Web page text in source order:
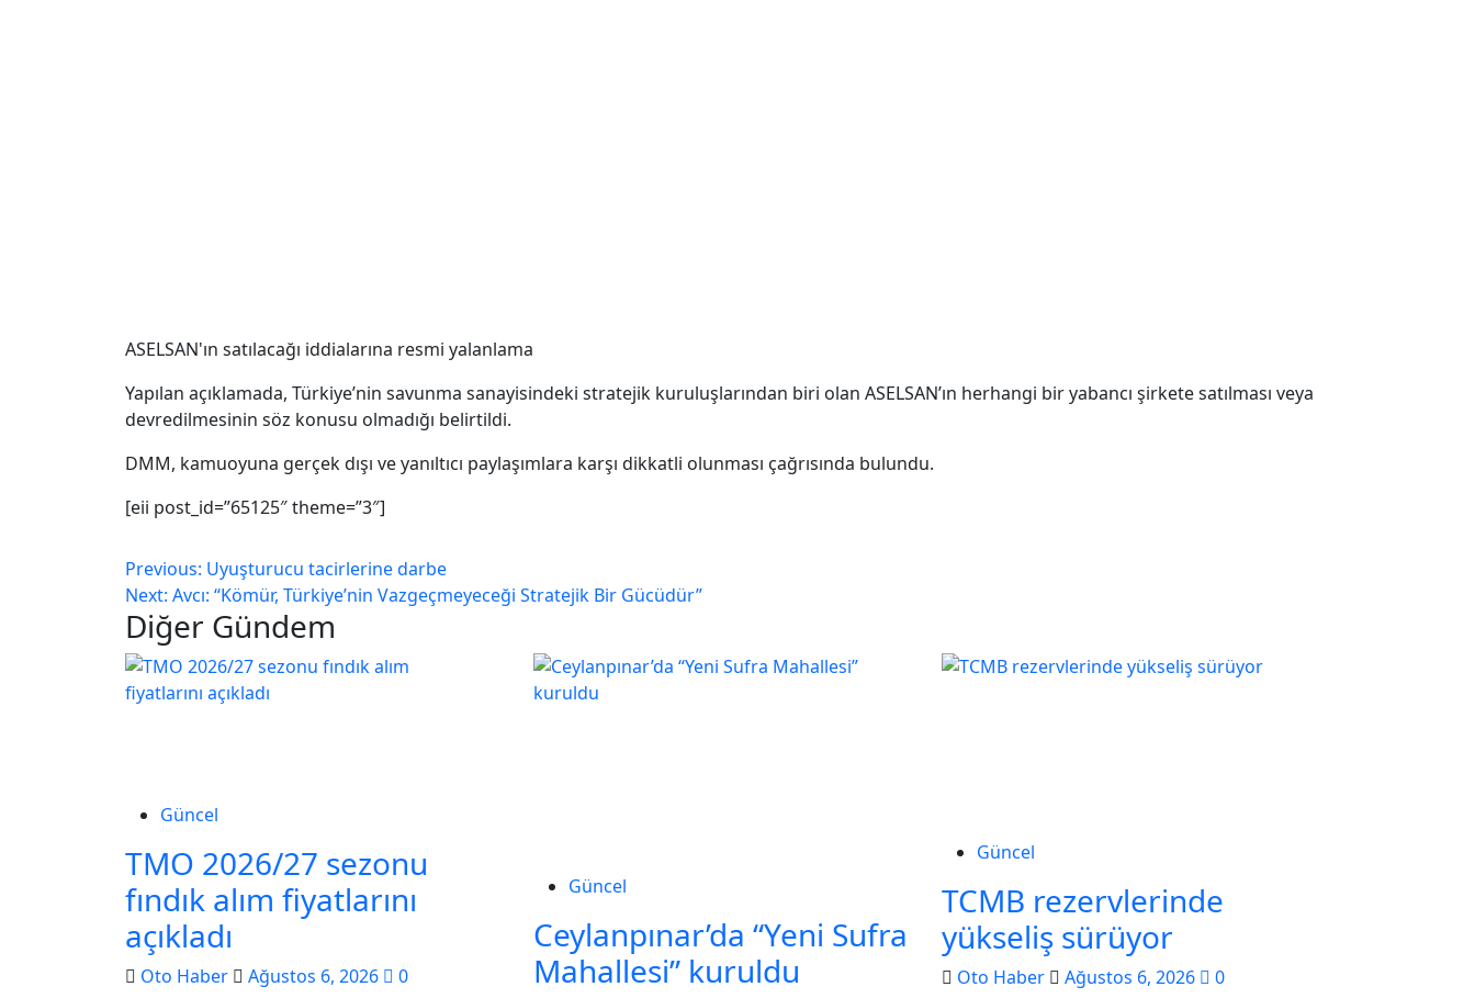
ASELSAN'ın satılacağı iddialarına resmi yalanlama
Yapılan açıklamada, Türkiye’nin savunma sanayisindeki stratejik kuruluşlarından biri olan ASELSAN’ın herhangi bir yabancı şirkete satılması veya
devredilmesinin söz konusu olmadığı belirtildi.
DMM, kamuoyuna gerçek dışı ve yanıltıcı paylaşımlara karşı dikkatli olunması çağrısında bulundu.
[eii post_id=”65125″ theme=”3″]
Previous: Uyuşturucu tacirlerine darbe
Next: Avcı: “Kömür, Türkiye’nin Vazgeçmeyeceği Stratejik Bir Gücüdür”
Diğer Gündem
Güncel
TMO 2026/27 sezonu
fındık alım fiyatlarını
açıkladı
Oto Haber Ağustos 6, 2026 0
Güncel
Ceylanpınar’da “Yeni Sufra
Mahallesi” kuruldu
Güncel
TCMB rezervlerinde
yükseliş sürüyor
Oto Haber Ağustos 6, 2026 0